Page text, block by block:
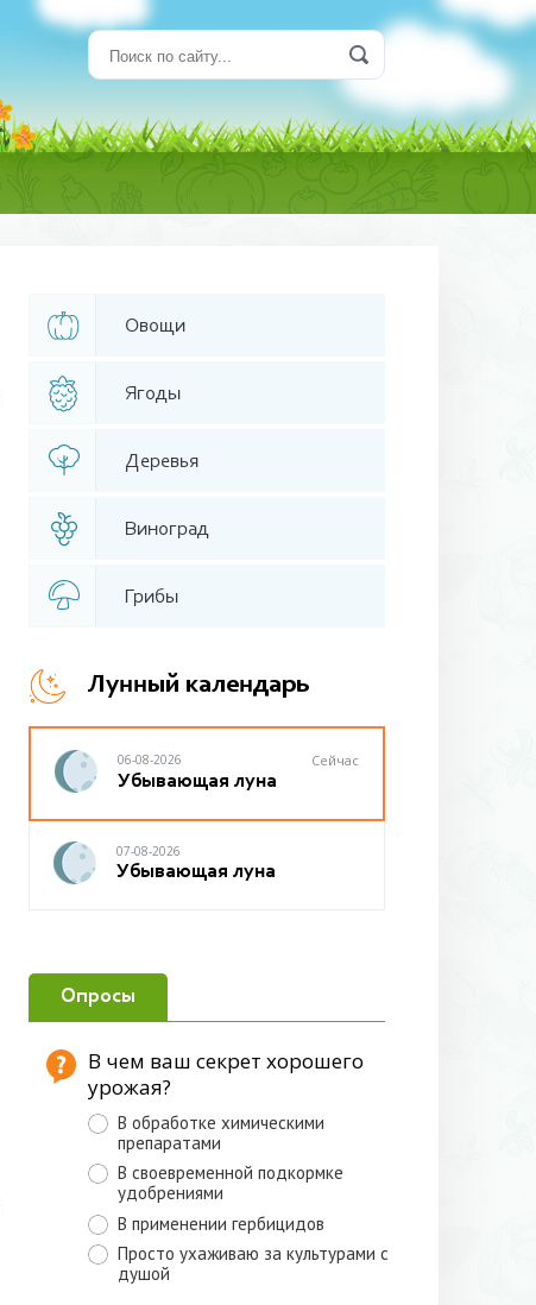
Овощи
Ягоды
Деревья
Виноград
Грибы
Лунный календарь
06-08-2026 Сейчас
Убывающая луна
07-08-2026
Убывающая луна
Опросы
В чем ваш секрет хорошего
урожая?
В обработке химическими
препаратами
В своевременной подкормке
удобрениями
В применении гербицидов
Просто ухаживаю за культурами с
душой